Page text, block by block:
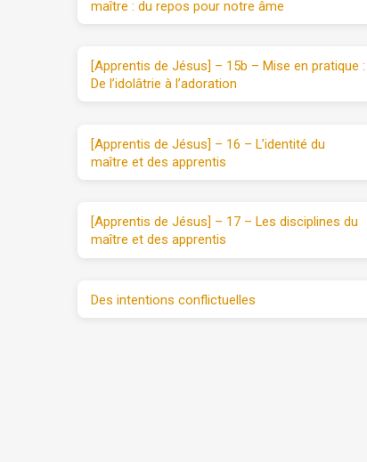
maître : du repos pour notre âme
[Apprentis de Jésus] – 15b – Mise en pratique :
De l’idolâtrie à l’adoration
[Apprentis de Jésus] – 16 – L’identité du
maître et des apprentis
[Apprentis de Jésus] – 17 – Les disciplines du
maître et des apprentis
Des intentions conflictuelles